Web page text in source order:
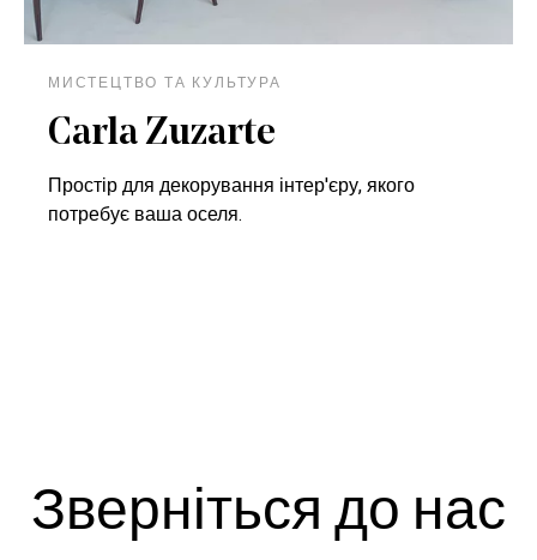
МИСТЕЦТВО ТА КУЛЬТУРА
Carla Zuzarte
Простір для декорування інтер'єру, якого
потребує ваша оселя.
Зверніться до нас